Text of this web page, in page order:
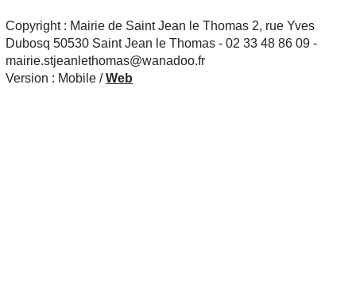
Copyright : Mairie de Saint Jean le Thomas 2, rue Yves
Dubosq 50530 Saint Jean le Thomas - 02 33 48 86 09 -
mairie.stjeanlethomas@wanadoo.fr
Version : Mobile /Web